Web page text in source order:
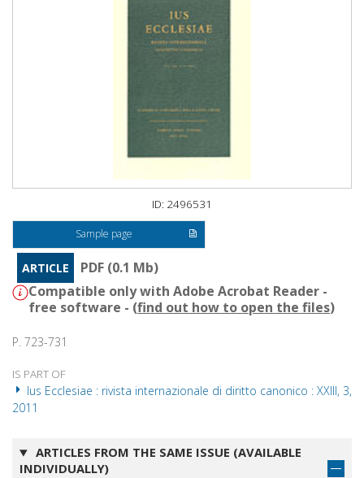
ID: 2496531
Sample page
ARTICLE
PDF (0.1 Mb)
Compatible only with Adobe Acrobat Reader -
free software - (find out how to open the files)
P. 723-731
IS PART OF
Ius Ecclesiae : rivista internazionale di diritto canonico : XXIII, 3,
2011
ARTICLES FROM THE SAME ISSUE (AVAILABLE
INDIVIDUALLY)